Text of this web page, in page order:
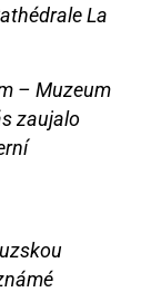
La
– Muzeum
zaujalo